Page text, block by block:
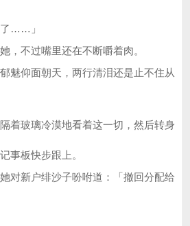
……」
不过嘴里还在不断嚼着肉。
仰面朝天，两行清泪还是止不住从
玻璃冷漠地看着这一切，然后转身
事板快步跟上。
新户绯沙子吩咐道：「撤回分配给